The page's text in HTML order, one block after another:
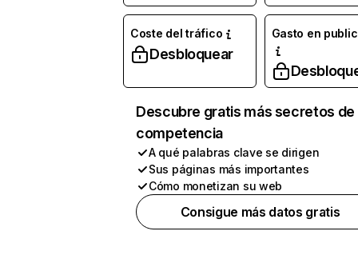
Coste del tráfico
Desbloquear
Gasto en
Descubre gratis más secretos de
competencia
A qué palabras clave se dirigen
Sus páginas más importantes
Cómo monetizan su web
Consigue más datos gratis